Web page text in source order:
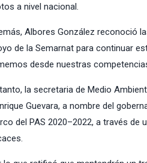
a nivel nacional.
Albores González reconoció
de la Semarnat para continuar
desde nuestras
la secretaria de Medio
Guevara, a nombre del
del PAS 2020–2022, a través